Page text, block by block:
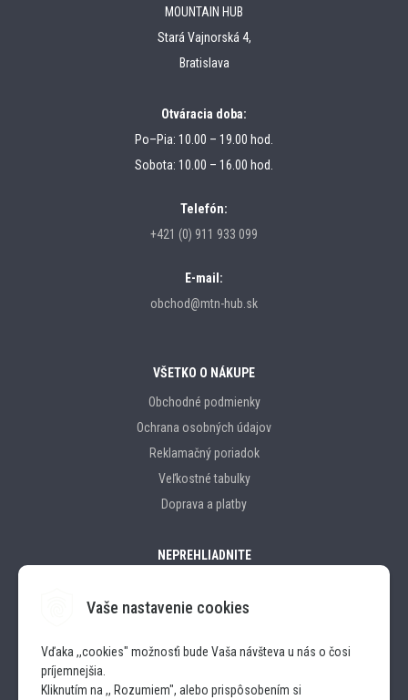
Vaše nastavenie cookies
Vďaka ,,cookies" možnosťi bude Vaša návšteva u nás o čosi
príjemnejšia.
Kliknutím na ,, Rozumiem", alebo prispôsobením si
MOUNTAIN HUB
Stará Vajnorská 4,
Bratislava
Otváracia doba:
Po–Pia: 10.00 – 19.00 hod.
Sobota: 10.00 – 16.00 hod.
Telefón:
+421 (0) 911 933 099
E-mail:
obchod@mtn-hub.sk
VŠETKO O NÁKUPE
Obchodné podmienky
Ochrana osobných údajov
Reklamačný poriadok
Veľkostné tabulky
Doprava a platby
NEPREHLIADNITE